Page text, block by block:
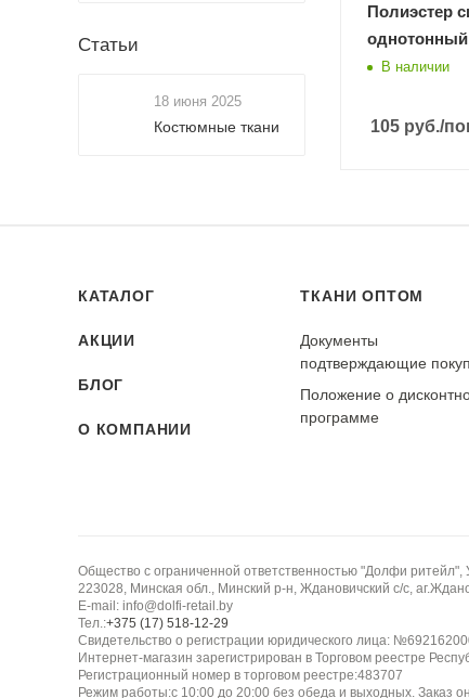
Полиэстер
однотонный
В наличии
105 руб./
Статьи
18 июня 2025
Костюмные ткани
КАТАЛОГ
АКЦИИ
БЛОГ
О КОМПАНИИ
ТКАНИ ОПТОМ
Документы
подтверждающие
Положение о
программе
Общество с ограниченной ответственностью "Долфи
223028, Минская обл., Минский р-н, Ждановичский с/с,
E-mail: info@dolfi-retail.by
Тел.:+375 (17) 518-12-29
Свидетельство о регистрации юридического лица:
Интернет-магазин зарегистрирован в Торговом реестре
Регистрационный номер в торговом реестре:483707
Режим работы:с 10:00 до 20:00 без обеда и выходных. Заказ